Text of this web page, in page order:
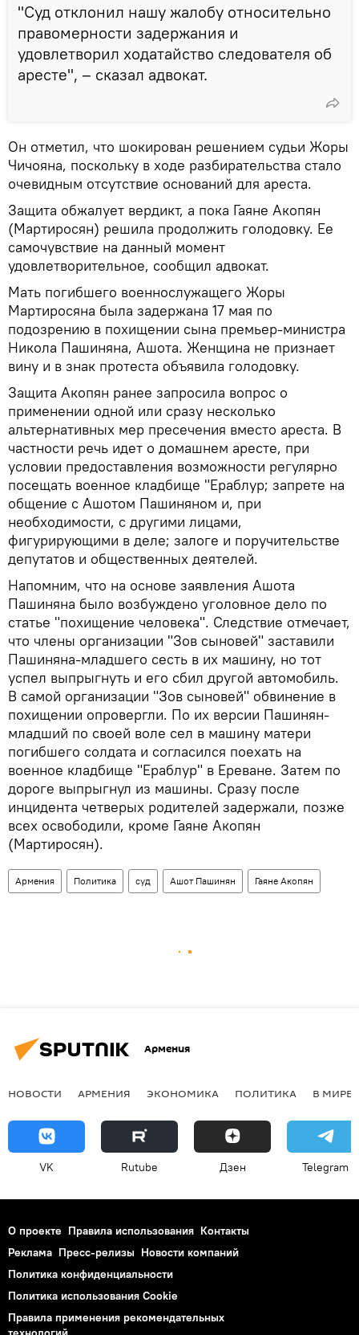
"Суд отклонил нашу жалобу относительно
правомерности задержания и
удовлетворил ходатайство следователя об
аресте", – сказал адвокат.
Он отметил, что шокирован решением судьи Жоры
Чичояна, поскольку в ходе разбирательства стало
очевидным отсутствие оснований для ареста.
Защита обжалует вердикт, а пока Гаяне Акопян
(Мартиросян) решила продолжить голодовку. Ее
самочувствие на данный момент
удовлетворительное, сообщил адвокат.
Мать погибшего военнослужащего Жоры
Мартиросяна была задержана 17 мая по
подозрению в похищении сына премьер-министра
Никола Пашиняна, Ашота. Женщина не признает
вину и в знак протеста объявила голодовку.
Защита Акопян ранее запросила вопрос о
применении одной или сразу несколько
альтернативных мер пресечения вместо ареста. В
частности речь идет о домашнем аресте, при
условии предоставления возможности регулярно
посещать военное кладбище "Ераблур; запрете на
общение с Ашотом Пашиняном и, при
необходимости, с другими лицами,
фигурирующими в деле; залоге и поручительстве
депутатов и общественных деятелей.
Напомним, что на основе заявления Ашота
Пашиняна было возбуждено уголовное дело по
статье "похищение человека". Следствие отмечает,
что члены организации "Зов сыновей" заставили
Пашиняна-младшего сесть в их машину, но тот
успел выпрыгнуть и его сбил другой автомобиль.
В самой организации "Зов сыновей" обвинение в
похищении опровергли. По их версии Пашинян-
младший по своей воле сел в машину матери
погибшего солдата и согласился поехать на
военное кладбище "Ераблур" в Ереване. Затем по
дороге выпрыгнул из машины. Сразу после
инцидента четверых родителей задержали, позже
всех освободили, кроме Гаяне Акопян
(Мартиросян).
Армения Политика суд Ашот Пашинян Гаяне Акопян
Армения
НОВОСТИ АРМЕНИЯ ЭКОНОМИКА ПОЛИТИКА В МИРЕ
VK Rutube Дзен Telegram
О проекте Правила использования Контакты
Реклама Пресс-релизы Новости компаний
Политика конфиденциальности
Политика использования Cookie
Правила применения рекомендательных